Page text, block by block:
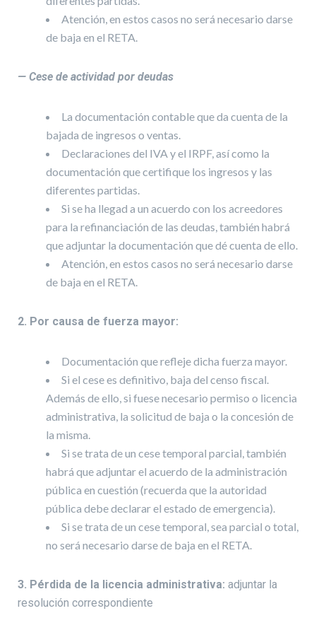
Atención, en estos casos no será necesario darse
de baja en el RETA.
— Cese de actividad por deudas
La documentación contable que da cuenta de la
bajada de ingresos o ventas.
Declaraciones del IVA y el IRPF, así como la
documentación que certifique los ingresos y las
diferentes partidas.
Si se ha llegad a un acuerdo con los acreedores
para la refinanciación de las deudas, también habrá
que adjuntar la documentación que dé cuenta de ello.
Atención, en estos casos no será necesario darse
de baja en el RETA.
2. Por causa de fuerza mayor:
Documentación que refleje dicha fuerza mayor.
Si el cese es definitivo, baja del censo fiscal.
Además de ello, si fuese necesario permiso o licencia
administrativa, la solicitud de baja o la concesión de
la misma.
Si se trata de un cese temporal parcial, también
habrá que adjuntar el acuerdo de la administración
pública en cuestión (recuerda que la autoridad
pública debe declarar el estado de emergencia).
Si se trata de un cese temporal, sea parcial o total,
no será necesario darse de baja en el RETA.
3. Pérdida de la licencia administrativa: adjuntar la
resolución correspondiente